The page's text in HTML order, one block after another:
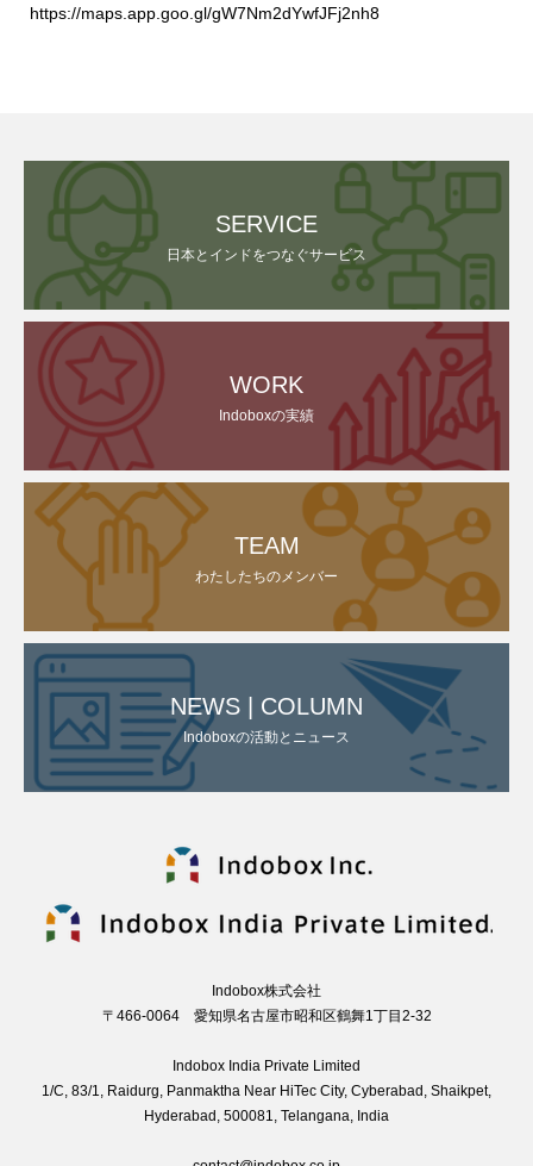
https://maps.app.goo.gl/gW7Nm2dYwfJFj2nh8
SERVICE
日本とインドをつなぐサービス
WORK
Indoboxの実績
TEAM
わたしたちのメンバー
NEWS | COLUMN
Indoboxの活動とニュース
Indobox株式会社
〒466-0064 愛知県名古屋市昭和区鶴舞1丁目2-32
Indobox India Private Limited
1/C, 83/1, Raidurg, Panmaktha Near HiTec City, Cyberabad, Shaikpet,
Hyderabad, 500081, Telangana, India